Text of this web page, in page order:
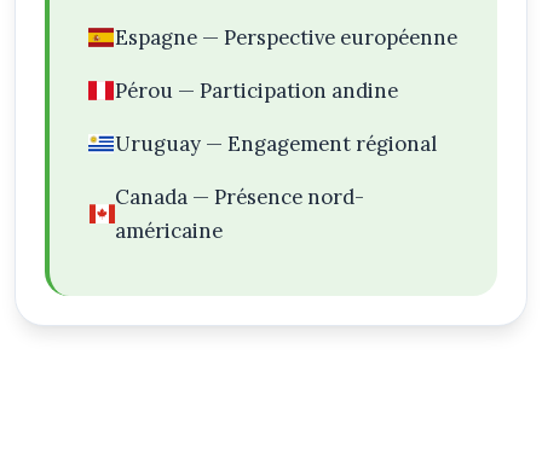
Espagne — Perspective européenne
Pérou — Participation andine
Uruguay — Engagement régional
Canada — Présence nord-
américaine